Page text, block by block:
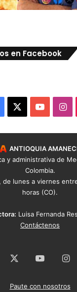
en Facebook
YouTube
ANTIOQUIA
y administrativa de
Colombia.
, de lunes a viernes
horas (CO).
Luisa Fernanda
Contáctenos
YouTube
Paute con nosotros